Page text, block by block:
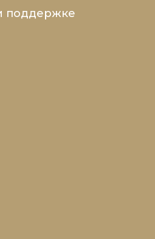
поддержке